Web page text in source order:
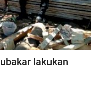
lakukan